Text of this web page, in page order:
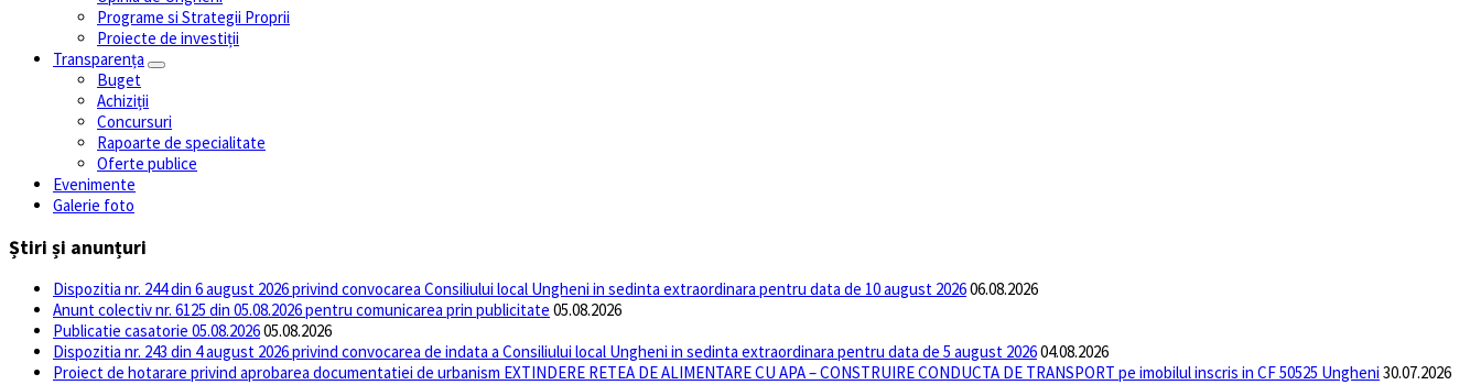
Programe si Strategii Proprii
Proiecte de investiții
Transparența
Buget
Achiziții
Concursuri
Rapoarte de specialitate
Oferte publice
Evenimente
Galerie foto
Știri și anunțuri
Dispozitia nr. 244 din 6 august 2026 privind convocarea Consiliului local Ungheni in sedinta extraordinara pentru data de 10 august 202606.08.2026
Anunt colectiv nr. 6125 din 05.08.2026 pentru comunicarea prin publicitate 05.08.2026
Publicatie casatorie 05.08.202605.08.2026
Dispozitia nr. 243 din 4 august 2026 privind convocarea de indata a Consiliului local Ungheni in sedinta extraordinara pentru data de 5 august 202604.08.2026
Proiect de hotarare privind aprobarea documentatiei de urbanism EXTINDERE RETEA DE ALIMENTARE CU APA – CONSTRUIRE CONDUCTA DE TRANSPORT pe imobilul inscris in CF 50525 Ungheni 30.07.2026